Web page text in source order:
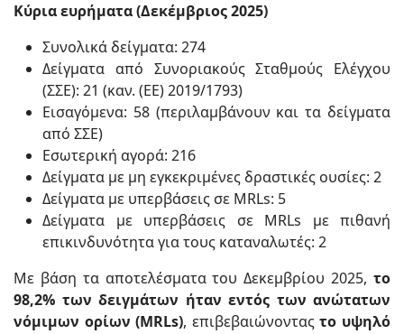
Κύρια ευρήματα (Δεκέμβριος 2025)
Συνολικά δείγματα: 274
Δείγματα από Συνοριακούς Σταθμούς Ελέγχου
(ΣΣΕ): 21 (καν. (ΕΕ) 2019/1793)
Εισαγόμενα: 58 (περιλαμβάνουν και τα δείγματα
από ΣΣΕ)
Εσωτερική αγορά: 216
Δείγματα με μη εγκεκριμένες δραστικές ουσίες: 2
Δείγματα με υπερβάσεις σε MRLs: 5
Δείγματα με υπερβάσεις σε MRLs με πιθανή
επικινδυνότητα για τους καταναλωτές: 2
Με βάση τα αποτελέσματα του Δεκεμβρίου 2025, το
98,2% των δειγμάτων ήταν εντός των ανώτατων
νόμιμων ορίων (MRLs), επιβεβαιώνονταςτο υψηλό